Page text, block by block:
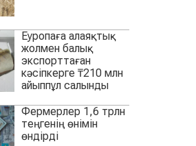
Еуропаға алаяқтық
жолмен балық
экспорттаған
кәсіпкерге ₸210 млн
айыппұл салынды
Фермерлер 1,6 трлн
теңгенің өнімін
өндірді